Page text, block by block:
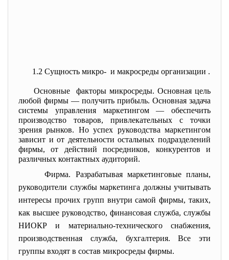
1.2 Сущность микро- и макросреды организации .
Основные факторы микросреды. Основная цель
любой фирмы — получить прибыль. Основная задача
системы управления маркетингом — обеспечить
производство товаров, привлекательных с точки
зрения рынков. Но успех руководства маркетингом
зависит и от деятельности остальных подразделений
фирмы, от действий посредников, конкурентов и
различных контактных аудиторий.
Фирма. Разрабатывая маркетинговые планы,
руководители службы маркетинга должны учитывать
интересы прочих групп внутри самой фирмы, таких,
как высшее руководство, финансовая служба, службы
НИОКР и материально-технического снабжения,
производственная служба, бухгалтерия. Все эти
группы входят в состав микросреды фирмы.